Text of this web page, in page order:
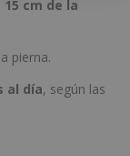
15 cm de la
pierna.
al día, según las